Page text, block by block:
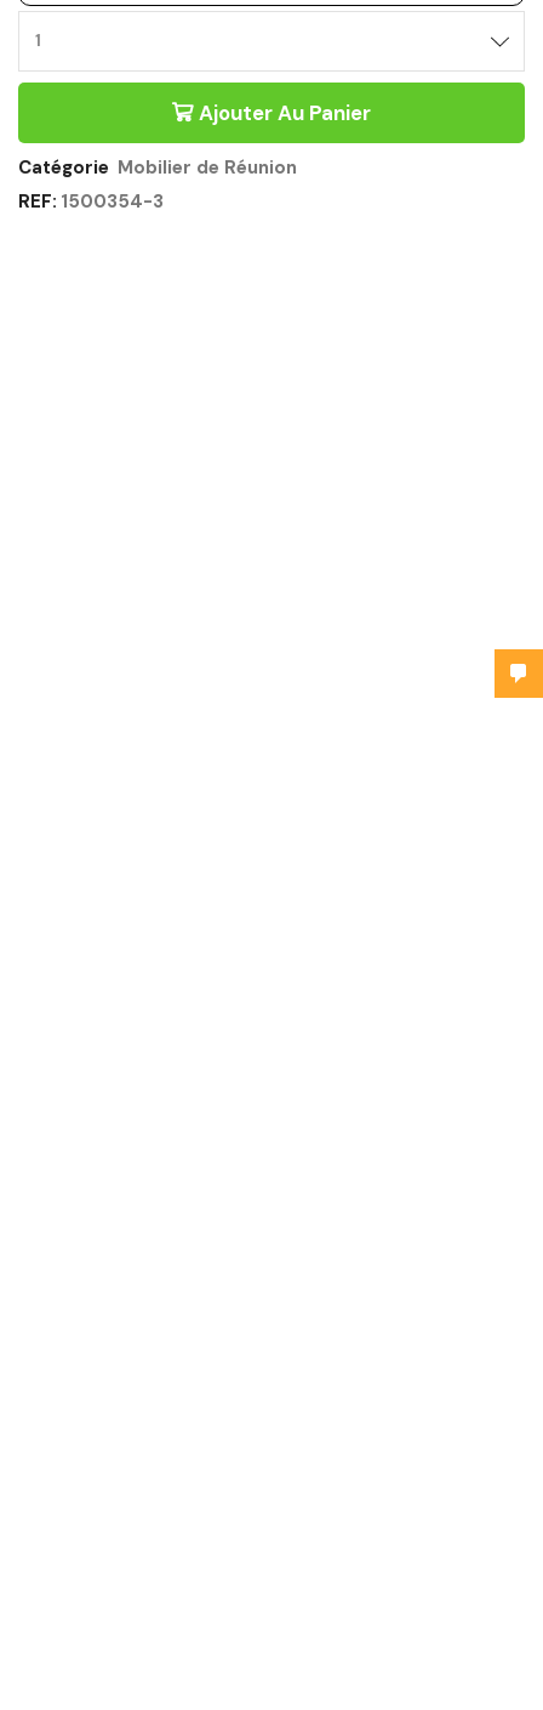
Ajouter Au Panier
Catégorie Mobilier de Réunion
REF: 1500354-3